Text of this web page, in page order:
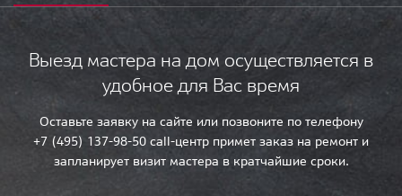
Выезд мастера на дом осуществляется в
удобное для Вас время
Оставьте заявку на сайте или позвоните по телефону
+7 (495) 137-98-50 call-центр примет заказ на ремонт и
запланирует визит мастера в кратчайшие сроки.